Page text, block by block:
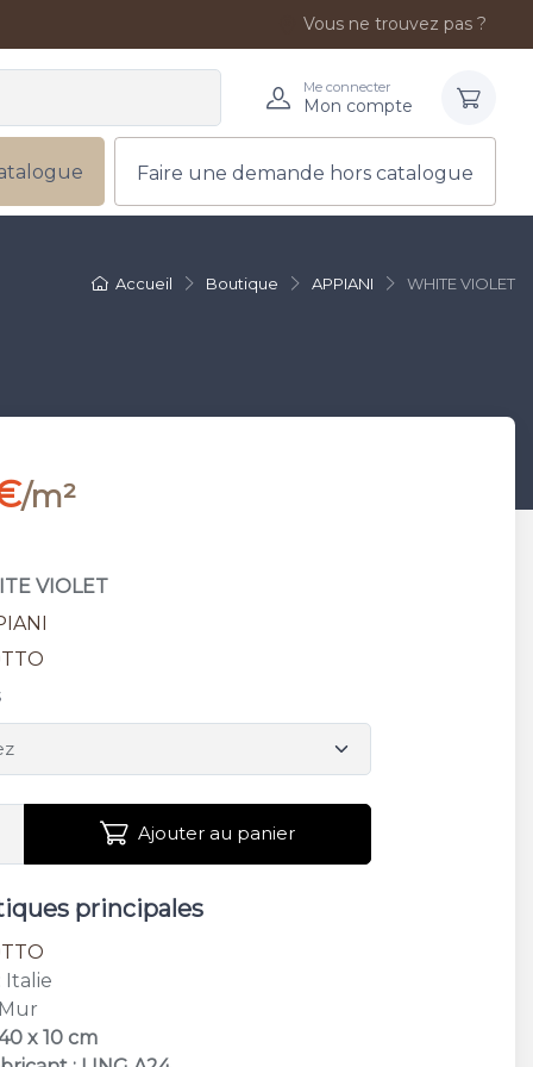
Vous ne trouvez pas ?
Me connecter
Mon compte
Faire une demande hors catalogue
Accueil Boutique APPIANI WHITE VIOLET
/m²
VIOLET
Ajouter au panier
principales
: Italie
x 10 cm